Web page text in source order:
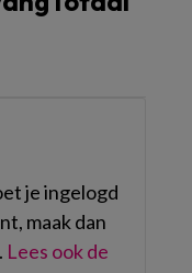
je ingelogd
maak dan
Lees ook de